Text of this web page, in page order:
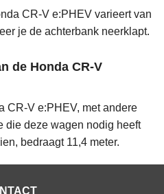
CR-V e:PHEV varieert van
je de achterbank neerklapt.
de Honda CR-V
CR-V e:PHEV, met andere
die deze wagen nodig heeft
bedraagt 11,4 meter.